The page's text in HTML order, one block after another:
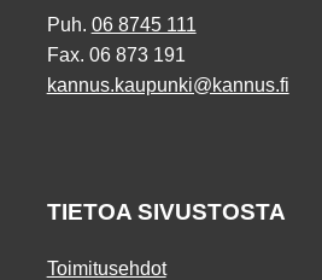
Puh. 06 8745 111
Fax. 06 873 191
kannus.kaupunki@kannus.fi
TIETOA SIVUSTOSTA
Toimitusehdot